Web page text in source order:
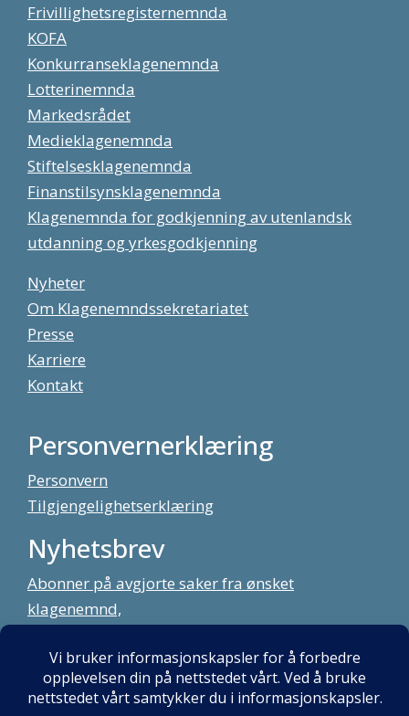
Frivillighetsregisternemnda
KOFA
Konkurranseklagenemnda
Lotterinemnda
Markedsrådet
Medieklagenemnda
Stiftelsesklagenemnda
Finanstilsynsklagenemnda
Klagenemnda for godkjenning av utenlandsk
utdanning og yrkesgodkjenning
Nyheter
Om Klagenemndssekretariatet
Presse
Karriere
Kontakt
Personvernerklæring
Personvern
Tilgjengelighetserklæring
Nyhetsbrev
Abonner på avgjorte saker fra ønsket
klagenemnd,